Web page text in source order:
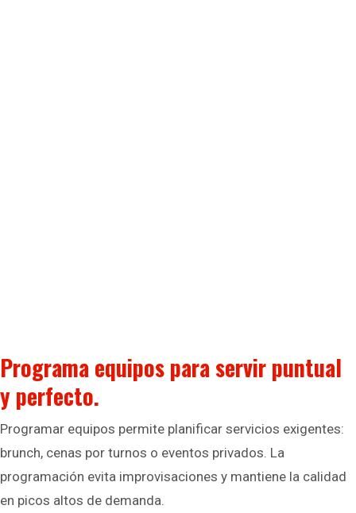
Programa equipos para servir puntual
y perfecto.
Programar equipos permite planificar servicios exigentes:
brunch, cenas por turnos o eventos privados. La
programación evita improvisaciones y mantiene la calidad
en picos altos de demanda.